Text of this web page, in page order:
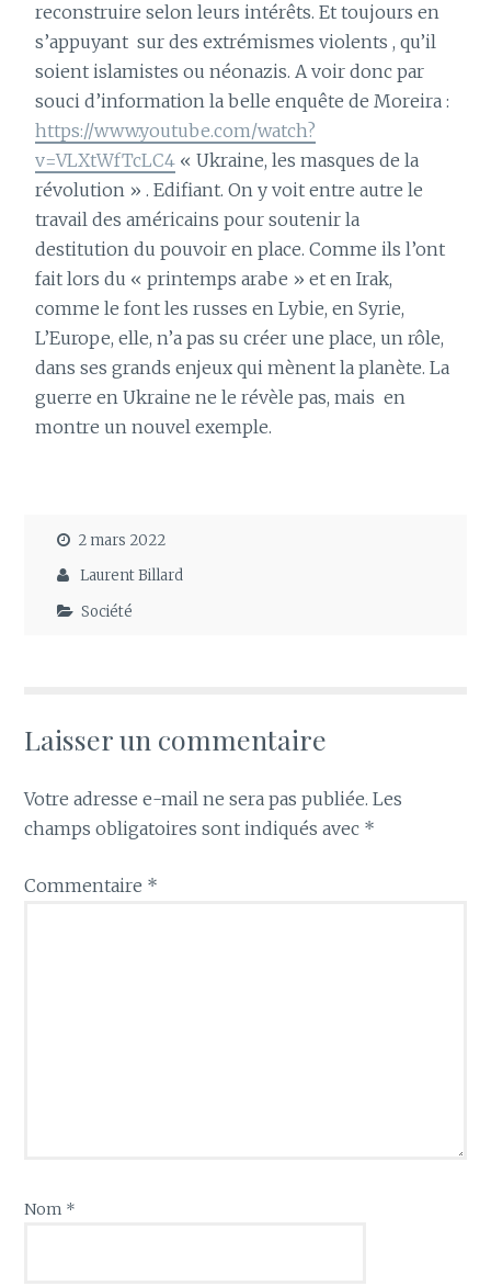
reconstruire selon leurs intérêts. Et toujours en
s’appuyant sur des extrémismes violents , qu’il
soient islamistes ou néonazis. A voir donc par
souci d’information la belle enquête de Moreira :
https://www.youtube.com/watch?
v=VLXtWfTcLC4 « Ukraine, les masques de la
révolution » . Edifiant. On y voit entre autre le
travail des américains pour soutenir la
destitution du pouvoir en place. Comme ils l’ont
fait lors du « printemps arabe » et en Irak,
comme le font les russes en Lybie, en Syrie,
L’Europe, elle, n’a pas su créer une place, un rôle,
dans ses grands enjeux qui mènent la planète. La
guerre en Ukraine ne le révèle pas, mais en
montre un nouvel exemple.
2 mars 2022
Laurent Billard
Société
Laisser un commentaire
Votre adresse e-mail ne sera pas publiée. Les
champs obligatoires sont indiqués avec *
Commentaire *
Nom *